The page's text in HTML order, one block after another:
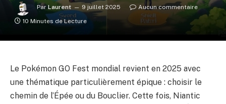
Par Laurent 9 juillet 2025
Aucun commentaire
10 Minutes de Lecture
Le Pokémon GO Fest mondial revient en 2025 avec
une thématique particulièrement épique : choisir le
chemin de l’Épée ou du Bouclier. Cette fois, Niantic